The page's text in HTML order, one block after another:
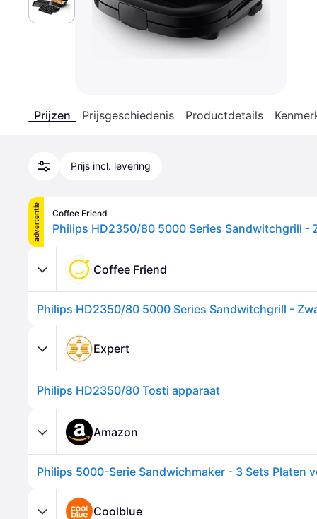
Prijzen Prijsgeschiedenis Productdetails
Prijs incl. levering
advertentie Coffee Friend
Philips HD2350/80 5000 Series Sandwitchgrill -
Coffee Friend
Philips HD2350/80 5000 Series Sandwitchgrill -
Expert
Philips HD2350/80 Tosti apparaat
Amazon
Coolblue